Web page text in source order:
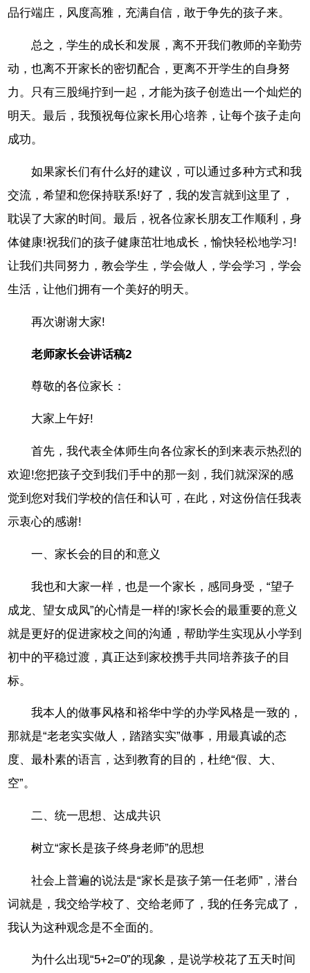
品行端庄，风度高雅，充满自信，敢于争先的孩子来。
总之，学生的成长和发展，离不开我们教师的辛勤劳
动，也离不开家长的密切配合，更离不开学生的自身努
力。只有三股绳拧到一起，才能为孩子创造出一个灿烂的
明天。最后，我预祝每位家长用心培养，让每个孩子走向
成功。
如果家长们有什么好的建议，可以通过多种方式和我
交流，希望和您保持联系!好了，我的发言就到这里了，
耽误了大家的时间。最后，祝各位家长朋友工作顺利，身
体健康!祝我们的孩子健康茁壮地成长，愉快轻松地学习!
让我们共同努力，教会学生，学会做人，学会学习，学会
生活，让他们拥有一个美好的明天。
再次谢谢大家!
老师家长会讲话稿2
尊敬的各位家长：
大家上午好!
首先，我代表全体师生向各位家长的到来表示热烈的
欢迎!您把孩子交到我们手中的那一刻，我们就深深的感
觉到您对我们学校的信任和认可，在此，对这份信任我表
示衷心的感谢!
一、家长会的目的和意义
我也和大家一样，也是一个家长，感同身受，“望子
成龙、望女成凤”的心情是一样的!家长会的最重要的意义
就是更好的促进家校之间的沟通，帮助学生实现从小学到
初中的平稳过渡，真正达到家校携手共同培养孩子的目
标。
我本人的做事风格和裕华中学的办学风格是一致的，
那就是“老老实实做人，踏踏实实”做事，用最真诚的态
度、最朴素的语言，达到教育的目的，杜绝“假、大、
空”。
二、统一思想、达成共识
树立“家长是孩子终身老师”的思想
社会上普遍的说法是“家长是孩子第一任老师”，潜台
词就是，我交给学校了、交给老师了，我的任务完成了，
我认为这种观念是不全面的。
为什么出现“5+2=0”的现象，是说学校花了五天时间